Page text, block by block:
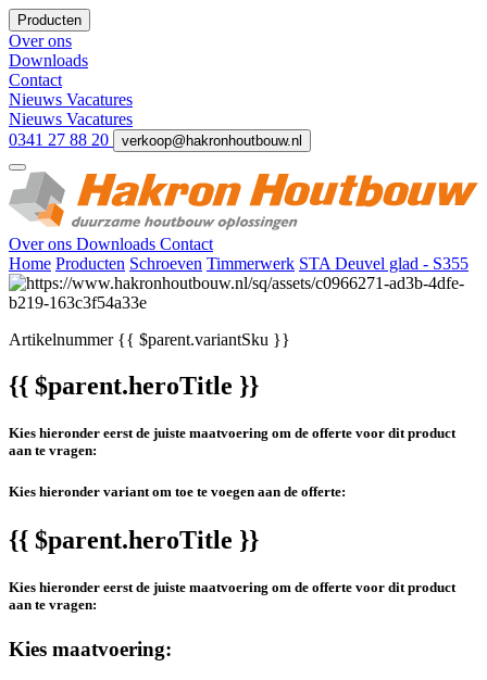
Producten
Over ons
Downloads
Contact
Nieuws Vacatures
Nieuws Vacatures
0341 27 88 20
verkoop@hakronhoutbouw.nl
Over ons Downloads Contact
Home Producten Schroeven Timmerwerk STA Deuvel glad - S355
Artikelnummer{{ $parent.variantSku }}
{{ $parent.heroTitle }}
Kies hieronder eerst de juiste maatvoering om de offerte voor dit product
aan te vragen:
Kies hieronder variant om toe te voegen aan de offerte:
{{ $parent.heroTitle }}
Kies hieronder eerst de juiste maatvoering om de offerte voor dit product
aan te vragen:
Kies maatvoering: